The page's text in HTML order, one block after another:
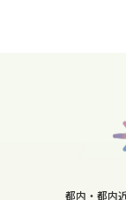
都内・都内